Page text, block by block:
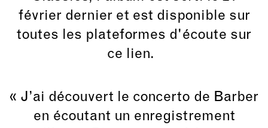
février dernier et est disponible sur
toutes les plateformes d'écoute sur
ce lien.
« J’ai découvert le concerto de Barber
en écoutant un enregistrement